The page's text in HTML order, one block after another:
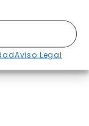
Aviso Legal